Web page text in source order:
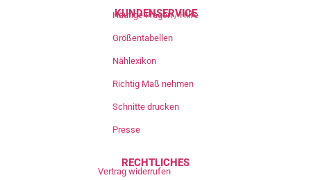
KUNDENSERVICE
Häufige Fragen / Hilfe
Größentabellen
Nählexikon
Richtig Maß nehmen
Schnitte drucken
Presse
RECHTLICHES
Vertrag widerrufen